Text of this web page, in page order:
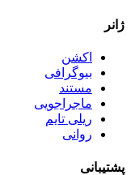
ژانر
اکشن
بیوگرافی
مستند
ماجراجویی
ریلی تایم
روانی
پشتیبانی